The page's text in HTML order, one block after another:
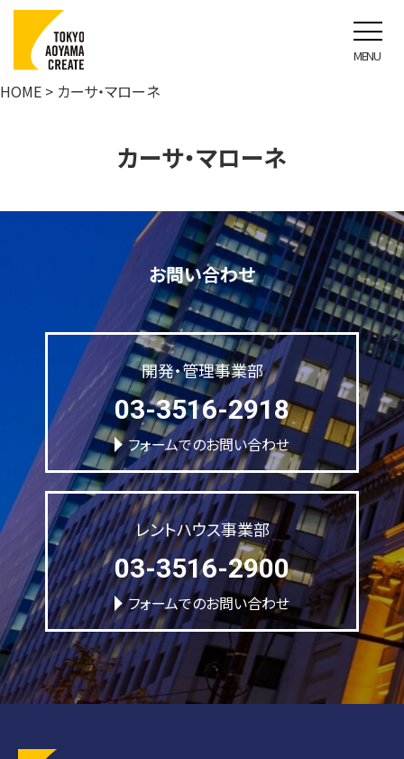
カーサ・マローネ
HOME > カーサ・マローネ
カーサ・マローネ
お問い合わせ
開発・管理事業部
03-3516-2918
フォームでのお問い合わせ
レントハウス事業部
03-3516-2900
フォームでのお問い合わせ